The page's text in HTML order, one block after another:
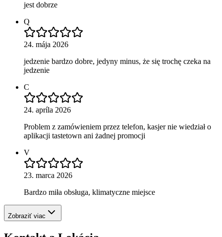
jest dobrze
Q
24. mája 2026
jedzenie bardzo dobre, jedyny minus, że się trochę czeka na
jedzenie
C
24. apríla 2026
Problem z zamówieniem przez telefon, kasjer nie wiedział o
aplikacji tastetown ani żadnej promocji
V
23. marca 2026
Bardzo miła obsługa, klimatyczne miejsce
Zobraziť viac